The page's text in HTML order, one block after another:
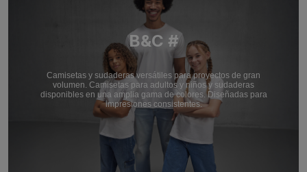
B&C #
Camisetas y sudaderas versátiles para proyectos de gran
volumen. Camisetas para adultos y niños y sudaderas
disponibles en una amplia gama de colores. Diseñadas para
impresiones consistentes.